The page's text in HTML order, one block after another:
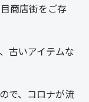
商店街をご存
古いアイテムな
で、コロナが流